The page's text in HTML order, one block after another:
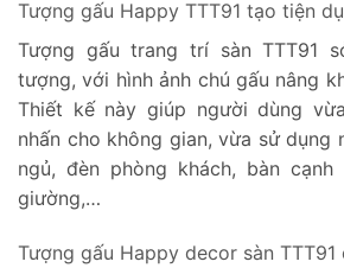
Tượng gấu Happy TTT91 tạo tiện
Tượng gấu trang trí sàn TTT91
tượng, với hình ảnh chú gấu nâng
Thiết kế này giúp người dùng
nhấn cho không gian, vừa sử dụng
ngủ, đèn phòng khách, bàn
giường,…
Tượng gấu Happy decor sàn TTT91